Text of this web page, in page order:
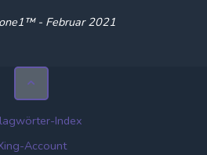
- Februar 2021
Index
Account